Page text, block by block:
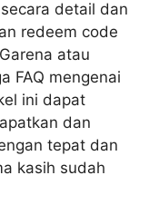
detail dan
redeem code
atau
FAQ mengenai
ini dapat
dan
tepat dan
kasih sudah